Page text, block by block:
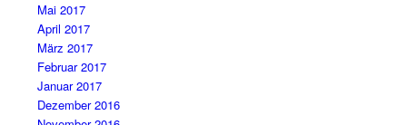
Mai 2017
April 2017
März 2017
Februar 2017
Januar 2017
Dezember 2016